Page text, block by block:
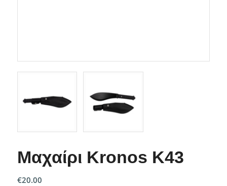
Μαχαίρι Kronos K43
€20.00